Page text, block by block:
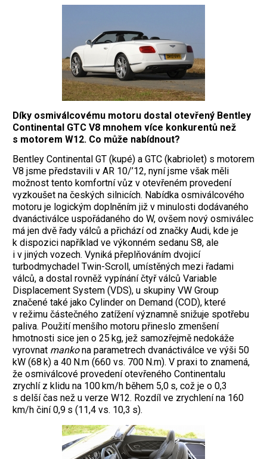
Díky osmiválcovému motoru dostal otevřený Bentley
Continental GTC V8 mnohem více konkurentů než
s motorem W12. Co může nabídnout?
Bentley Continental GT (kupé) a GTC (kabriolet) s motorem
V8 jsme představili v AR 10/’12, nyní jsme však měli
možnost tento komfortní vůz v otevřeném provedení
vyzkoušet na českých silnicích. Nabídka osmiválcového
motoru je logickým doplněním již v minulosti dodávaného
dvanáctiválce uspořádaného do W, ovšem nový osmiválec
má jen dvě řady válců a přichází od značky Audi, kde je
k dispozici například ve výkonném sedanu S8, ale
i v jiných vozech. Vyniká přeplňováním dvojicí
turbodmychadel Twin-Scroll, umístěných mezi řadami
válců, a dostal rovněž vypínání čtyř válců Variable
Displacement System (VDS), u skupiny VW Group
značené také jako Cylinder on Demand (COD), které
v režimu částečného zatížení významně snižuje spotřebu
paliva. Použití menšího motoru přineslo zmenšení
hmotnosti sice jen o 25 kg, jež samozřejmě nedokáže
vyrovnat mankona parametrech dvanáctiválce ve výši 50
kW (68 k) a 40 N.m (660 vs. 700 N.m). V praxi to znamená,
že osmiválcové provedení otevřeného Continentalu
zrychlí z klidu na 100 km/h během 5,0 s, což je o 0,3
s delší čas než u verze W12. Rozdíl ve zrychlení na 160
km/h činí 0,9 s (11,4 vs. 10,3 s).